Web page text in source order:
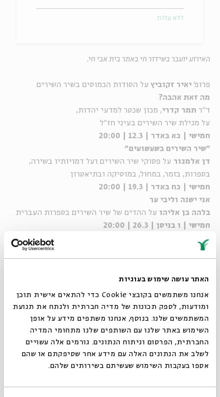
האתר עושה שימוש בעוגיות
אנחנו משתמשים בקובצי Cookie כדי להתאים אישית תוכן
ומודעות, לספק תכונות של מדיה חברתית ולנתח את תנועת
המשתמשים שלנו. בנוסף, אנחנו משתפים מידע על אופן
השימוש באתר שלנו עם השותפים שלנו מתחומי המדיה
החברתית, הפרסום וניתוח הנתונים. גורמים אלה עשויים
לשלב את הנתונים האלה עם מידע אחר שסיפקתם או שהם
אספו בעקבות השימוש שעשיתם בשירותים שלהם.
האירוע יועבר בשידור חי באתר בית אבי חי.
פרופ' יאיר זקוביץ על הסודות הכמוסים בשיר השירים
מה זאת אהבה?
ד"ר תמר קדרי, מכון שכטר למדעי יהדות,
על מגילת שיר השירים בעיני חז"ל
חמישי | כא באדר | 12.3 | 20:00
"שיר השירים בשעשועים"
דן אלמגור על פסוקי שיר השירים ועל דמויותיו בשירה,
בספרות, בזמר, במחול, במוסיקה ובתיאטרון
חמישי | כח באדר | 19.3 | 20:00
אני ישנה וליבי ער
בלהה בן אליהו על ההדים של שיר השירים בספרות העברית
חמישי | ו בניסן | 26.3 | 20:00
שיר השירים – חידת החידות
פרופ'
על הסודות הכמוסים בשיר השירים
*האירוע מתקיים ביום רביעי
הוספה ליומן
תגיות: שידור חי
ללא עלות
סגור